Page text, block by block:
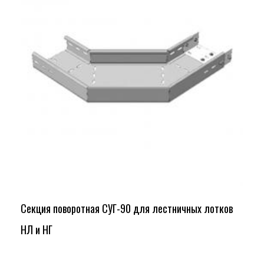
Секция поворотная СУГ-90 для лестничных лотков
НЛ и НГ